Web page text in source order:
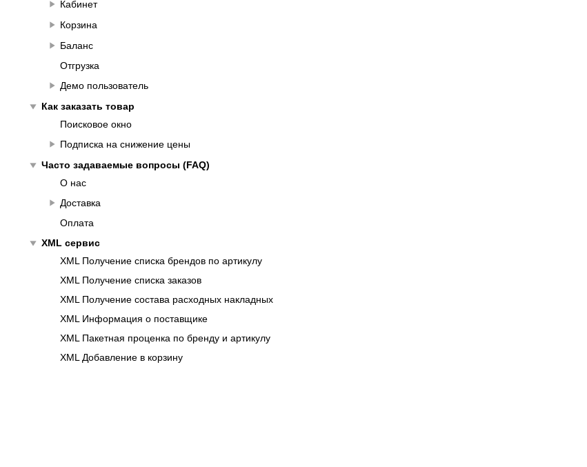
play_arrow Кабинет
play_arrow Корзина
play_arrow Баланс
Отгрузка
play_arrow Демо пользователь
play_arrow Как заказать товар
Поисковое окно
play_arrow Подписка на снижение цены
play_arrow Часто задаваемые вопросы (FAQ)
О нас
play_arrow Доставка
Оплата
play_arrow XML сервис
XML Получение списка брендов по артикулу
XML Получение списка заказов
XML Получение состава расходных накладных
XML Информация о поставщике
XML Пакетная проценка по бренду и артикулу
XML Добавление в корзину